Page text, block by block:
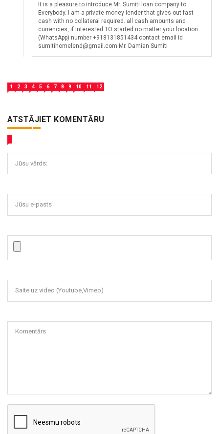
It is a pleasure to introduce Mr. Sumiti loan company to
Everybody. I am a private money lender that gives out fast
cash with no collateral required. all cash amounts and
currencies, if interested TO started no matter your location
(WhatsApp) number +918131851434 contact email id :
sumitihomelend@gmail.com Mr. Damian Sumiti
1 2 3 4 5 6 7 8 9 10 11 12
ATSTĀJIET KOMENTĀRU
Jūsu vārds:
Jūsu e-pasts
Saite uz video (Youtube,Vimeo)
Komentārs